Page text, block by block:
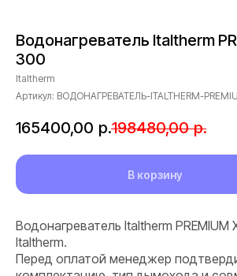
Водонагреватель Italtherm
300
Italtherm
Артикул: ВОДОНАГРЕВАТЕЛЬ-ITALTHERM-
165400,00 р.198480,00 р.
В корзину
Водонагреватель Italtherm PREMIUM
Italtherm.
Перед оплатой менеджер